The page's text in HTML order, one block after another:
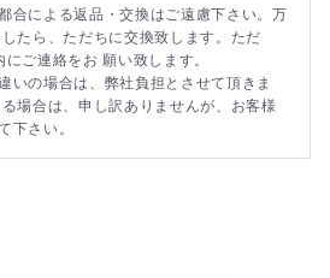
合による返品・交換はご遠慮下さい。万
たら、ただちに交換致します。ただ
ご連絡をお 願い致します。
いの場合は、弊社負担とさせて頂きま
場合は、申し訳ありませんが、お客様
下さい。